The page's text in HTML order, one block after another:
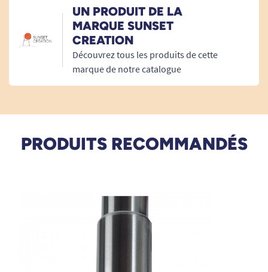
Largeur : 110 cm.
Poids : 27 kg.
Schéma dimensions techniques :
UN PRODUIT DE LA
MARQUE SUNSET
CREATION
Découvrez tous les produits de cette
marque de notre catalogue
PRODUITS RECOMMANDÉS